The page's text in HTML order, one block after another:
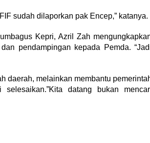
sudah dilaporkan pak Encep,” katanya.
Kepri, Azril Zah
pendampingan kepada Pemda.
daerah, melainkan membantu
datang bukan